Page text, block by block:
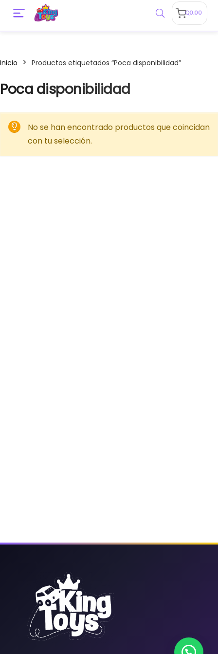
Q0.00
Inicio Productos etiquetados “Poca disponibilidad”
Poca disponibilidad
No se han encontrado productos que coincidan
con tu selección.